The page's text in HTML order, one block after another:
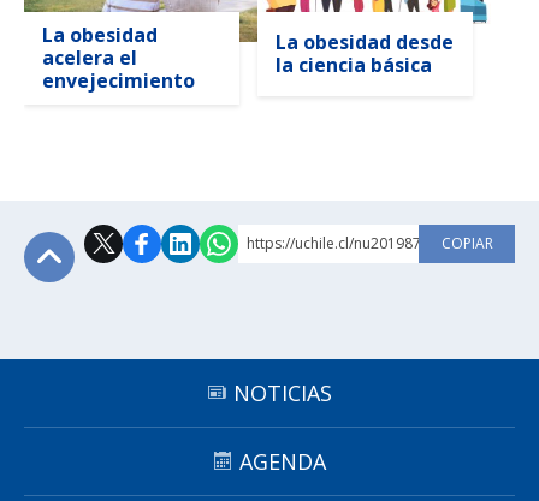
La obesidad
acelera el
envejecimiento
La obesidad desde
la ciencia básica
https://uchile.cl/nu201987 COPIAR
NOTICIAS
AGENDA